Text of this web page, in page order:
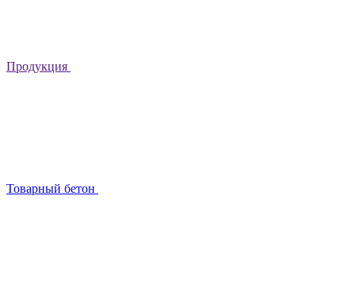
Продукция
Товарный бетон